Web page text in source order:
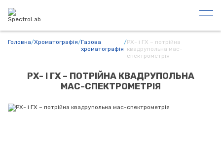
Головна/Хроматографія/Газова
хроматографія
/РХ- і ГХ – потрійна
квадрупольна мас-
спектрометрія
РХ- І ГХ – ПОТРІЙНА КВАДРУПОЛЬНА
МАС-СПЕКТРОМЕТРІЯ